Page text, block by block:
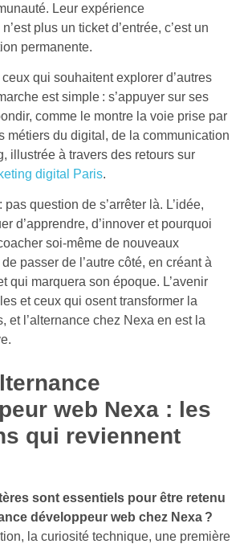
Leur expérience
plus un ticket d’entrée, c’est un
permanente.
ceux qui souhaitent explorer d’autres
est simple : s’appuyer sur ses
comme le montre la voie prise par
métiers du digital, de la communication
illustrée à travers des retours sur
digital Paris.
question de s’arrêter là. L’idée,
d’apprendre, d’innover et pourquoi
soi-même de nouveaux
passer de l’autre côté, en créant à
qui marquera son époque. L’avenir
et ceux qui osent transformer la
et l’alternance chez Nexa en est la
web Nexa : les
qui reviennent
sont essentiels pour être retenu
développeur web chez Nexa ?
la curiosité technique, une première